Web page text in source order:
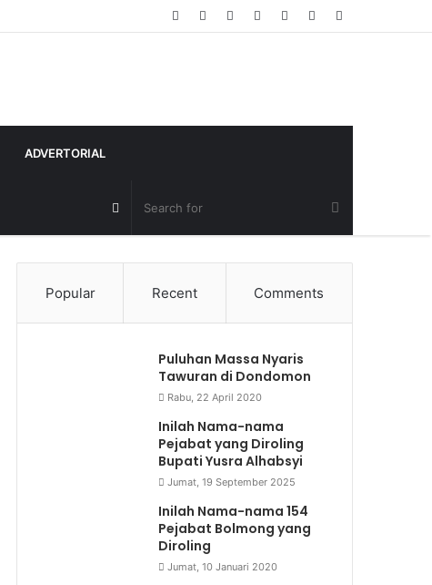
Random
ADVERTORIAL
Random
Article
Popular Recent Comments
Puluhan Massa Nyaris
Tawuran di Dondomon
Rabu, 22 April 2020
Inilah Nama-nama
Pejabat yang Diroling
Bupati Yusra Alhabsyi
Jumat, 19 September 2025
Inilah Nama-nama 154
Pejabat Bolmong yang
Diroling
Jumat, 10 Januari 2020